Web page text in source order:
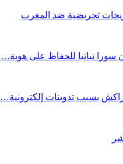
تحريضية ضد المغرب
بسبب تدوينات إلكترونية…